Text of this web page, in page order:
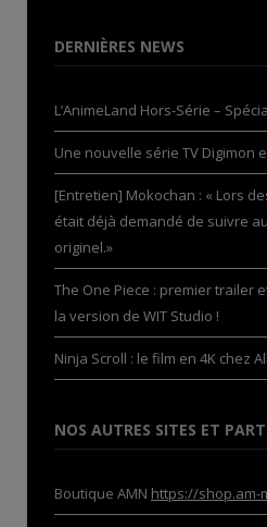
DERNIÈRES NEWS
L’AnimeLand Hors-Série –
Une nouvelle série TV Digimon
[Entretien] Mokochan : « Lors
était déjà demandé de suivre
originel.»
The One Piece : premier trailer
la version de WIT Studio !
Ninja Scroll : le film en 4K chez
NOS AUTRES SITES ET
Boutique AMN https://shop.am-